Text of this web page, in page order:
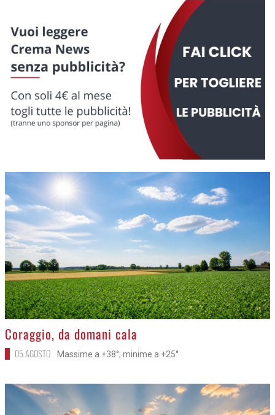
>
Coraggio, da domani cala
05 AGOSTO Massime a +38°; minime a +25°